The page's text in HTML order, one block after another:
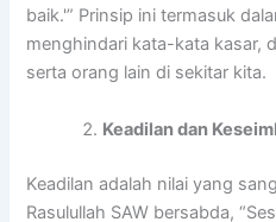
baik.'” Prinsip ini termasuk
menghindari kata-kata kasar,
serta orang lain di sekitar kita.
Keadilan dan
Keadilan adalah nilai yang
Rasulullah SAW bersabda,